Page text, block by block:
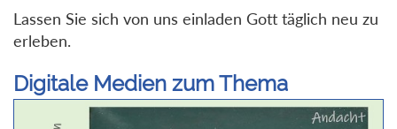
Lassen Sie sich von uns einladen Gott täglich neu zu
erleben.
Digitale Medien zum Thema